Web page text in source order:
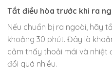
Tắt điều hòa trước khi ra
Nếu chuẩn bị ra ngoài, hãy
khoảng 30 phút. Đây là
cảm thấy thoải mái và
đổi quá nhiều.